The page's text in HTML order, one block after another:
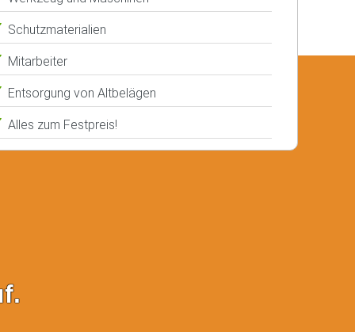
Schutzmaterialien
Mitarbeiter
Entsorgung von Altbelägen
Alles zum Festpreis!